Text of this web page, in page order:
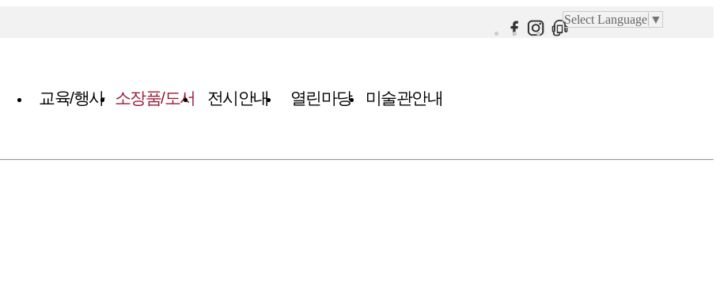
Select Language ▼
교육/행사 소장품/도서 전시안내 열린마당 미술관안내